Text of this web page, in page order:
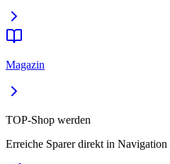
Magazin
TOP-Shop werden
Erreiche Sparer direkt in Navigation